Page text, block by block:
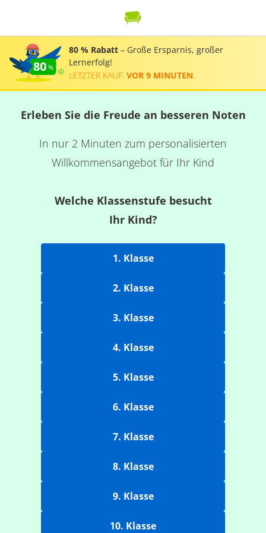
80
80 % Rabatt – Große Ersparnis, großer
Lernerfolg!
LETZTER KAUF: VOR 9 MINUTEN
Erleben Sie die Freude an besseren Noten
In nur 2 Minuten zum personalisierten
Willkommensangebot für Ihr Kind
Welche Klassenstufe besucht
Ihr Kind?
1. Klasse
2. Klasse
3. Klasse
4. Klasse
5. Klasse
6. Klasse
7. Klasse
8. Klasse
9. Klasse
10. Klasse